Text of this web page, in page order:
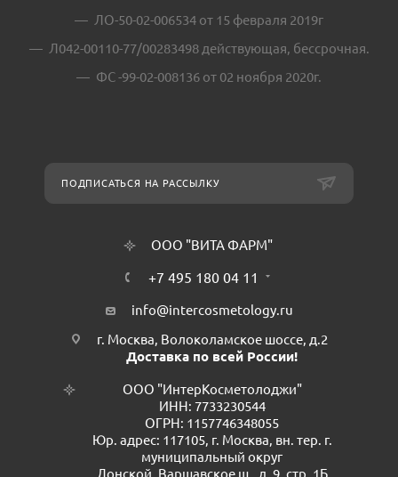
ЛО-50-02-006534 от 15 февраля 2019г
Л042-00110-77/00283498 действующая, бессрочная.
ФС -99-02-008136 от 02 ноября 2020г.
ПОДПИСАТЬСЯ НА РАССЫЛКУ
ООО "ВИТА ФАРМ"
+7 495 180 04 11
info@intercosmetology.ru
г. Москва, Волоколамское шоссе, д.2
Доставка по всей России!
ООО "ИнтерКосметолоджи"
ИНН: 7733230544
ОГРН: 1157746348055
Юр. адрес: 117105, г. Москва, вн. тер. г.
муниципальный округ
Донской, Варшавское ш., д. 9, стр. 1Б